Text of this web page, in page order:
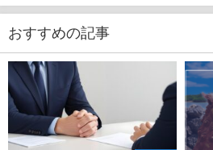
おすすめの記事